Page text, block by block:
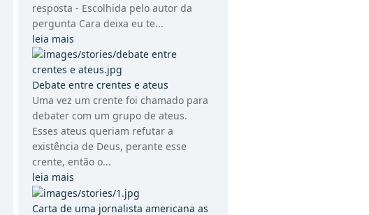
resposta - Escolhida pelo autor da
pergunta Cara deixa eu te...
leia mais
Debate entre crentes e ateus
Uma vez um crente foi chamado para
debater com um grupo de ateus.
Esses ateus queriam refutar a
existência de Deus, perante esse
crente, então o...
leia mais
Carta de uma jornalista americana as